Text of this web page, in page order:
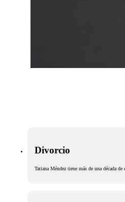
Divorcio
Tatiana Méndez tiene más de una década